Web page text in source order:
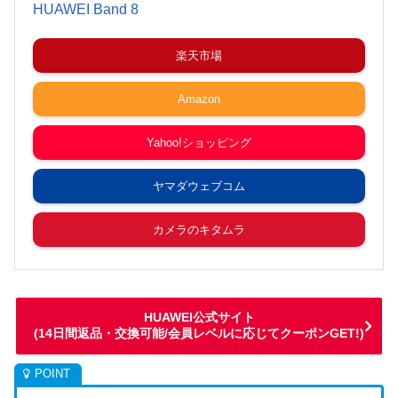
HUAWEI Band 8
楽天市場
Amazon
Yahoo!ショッピング
ヤマダウェブコム
カメラのキタムラ
HUAWEI公式サイト
(14日間返品・交換可能/会員レベルに応じてクーポンGET!)